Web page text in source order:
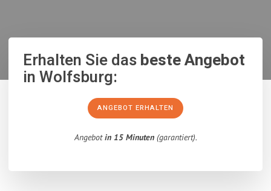
Erhalten Sie dasbeste Angebot
in Wolfsburg:
ANGEBOT ERHALTEN
Angebotin 15 Minuten(garantiert).